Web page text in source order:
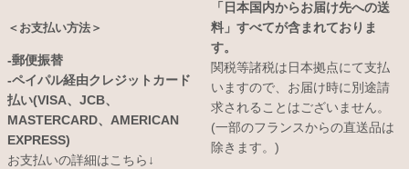
＜お支払い方法＞
-郵便振替
-ペイパル経由クレジットカード
払い(VISA、JCB、
MASTERCARD、AMERICAN
EXPRESS)
お支払いの詳細はこちら↓
「日本国内からお届け先への送
料」すべてが含まれておりま
す。
関税等諸税は日本拠点にて支払
いますので、お届け時に別途請
求されることはございません。
(一部のフランスからの直送品は
除きます。)